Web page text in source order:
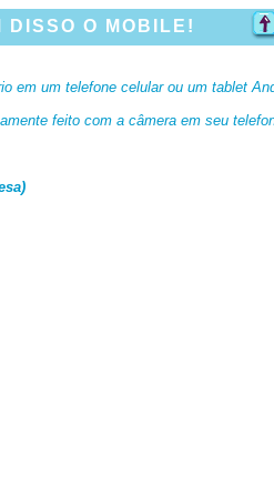
DISSO O MOBILE!
em um telefone celular ou um tablet
feito com a câmera em seu